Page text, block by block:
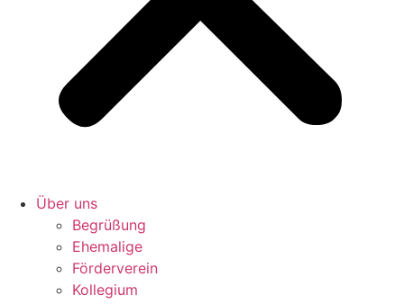
Über uns
Begrüßung
Ehemalige
Förderverein
Kollegium